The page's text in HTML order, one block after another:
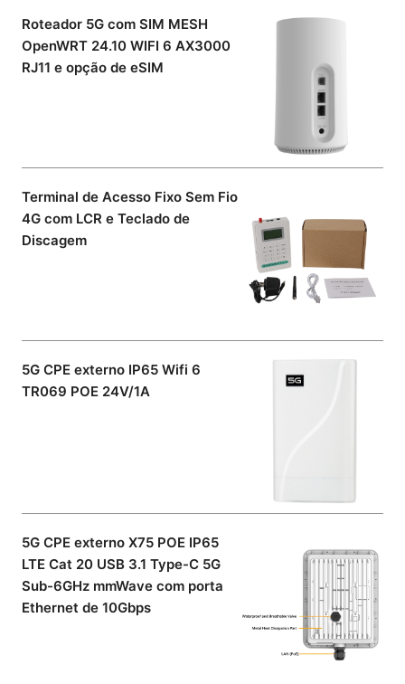
Roteador 5G com SIM MESH
OpenWRT 24.10 WIFI 6 AX3000
RJ11 e opção de eSIM
Terminal de Acesso Fixo Sem Fio
4G com LCR e Teclado de
Discagem
5G CPE externo IP65 Wifi 6
TR069 POE 24V/1A
5G CPE externo X75 POE IP65
LTE Cat 20 USB 3.1 Type-C 5G
Sub-6GHz mmWave com porta
Ethernet de 10Gbps